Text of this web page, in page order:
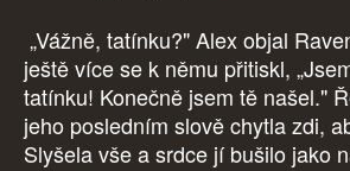
„Vážně, tatínku?" Alex objal
ještě více se k němu přitiskl,
tatínku! Konečně jsem tě našel."
jeho posledním slově chytla zdi,
Slyšela vše a srdce jí bušilo jako